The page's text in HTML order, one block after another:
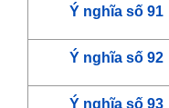
Ý nghĩa số 91
Ý nghĩa số 92
Ý nghĩa số 93